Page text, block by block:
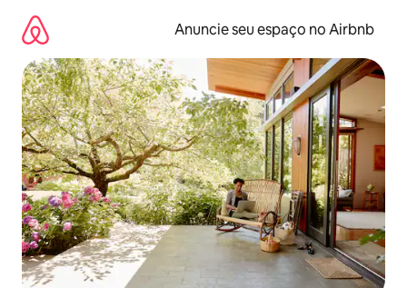
para
conteúdo
Anuncie seu espaço no Airbnb